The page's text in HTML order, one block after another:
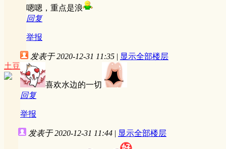
嗯嗯，重点是浪
回复
举报
土豆
发表于 2020-12-31 11:35 | 显示全部楼层
喜欢水边的一切
回复
举报
发表于 2020-12-31 11:44 | 显示全部楼层